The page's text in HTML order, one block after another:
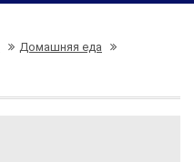
Домашняя еда